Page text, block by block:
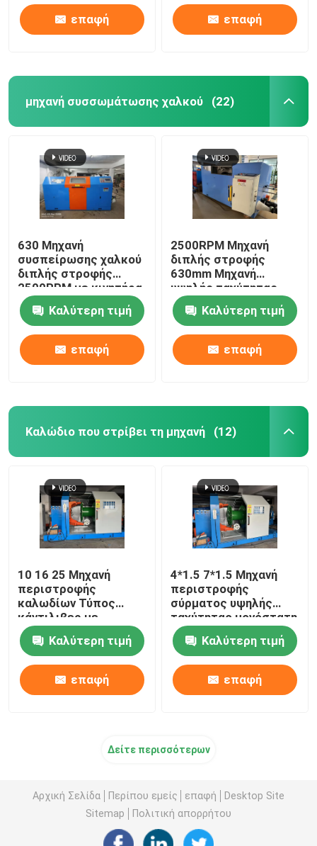
επαφή επαφή
μηχανή συσσωμάτωσης χαλκού (22)
630 Μηχανή
συσπείρωσης χαλκού
διπλής στροφής
2500RPM με κινητήρα
Siemens
Καλύτερη τιμή
επαφή
2500RPM Μηχανή
διπλής στροφής
630mm Μηχανή
υψηλής ταχύτητας
Καλύτερη τιμή
επαφή
Καλώδιο που στρίβει τη μηχανή (12)
10 16 25 Μηχανή
περιστροφής
καλωδίων Τύπος
κάντιλιβερ με
μετατροπέα Yaskawa
Καλύτερη τιμή
επαφή
4*1.5 7*1.5 Μηχανή
περιστροφής
σύρματος υψηλής
ταχύτητας μονόστατη
Καλύτερη τιμή
επαφή
Δείτε περισσότερων
Αρχική Σελίδα Περίπου εμείς επαφή
Desktop Site
Sitemap
Πολιτική απορρήτου